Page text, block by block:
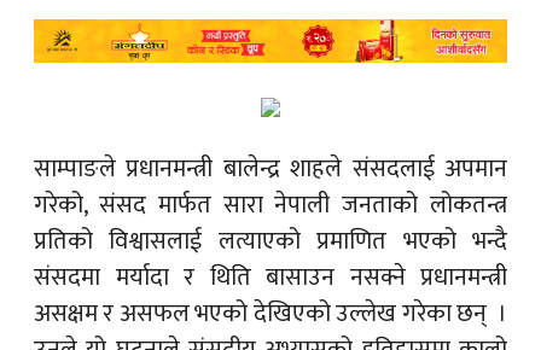
साम्पाङले प्रधानमन्त्री बालेन्द्र शाहले संसदलाई अपमान
गरेको, संसद मार्फत सारा नेपाली जनताको लोकतन्त्र
प्रतिको विश्वासलाई लत्याएको प्रमाणित भएको भन्दै
संसदमा मर्यादा र थिति बासाउन नसक्ने प्रधानमन्त्री
असक्षम र असफल भएको देखिएको उल्लेख गरेका छन् ।